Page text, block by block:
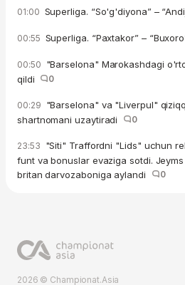
01:00 Superliga. “So'g'diyona” –
00:55 Superliga. “Paxtakor” –
00:50 "Barselona" Marokashdagi
qildi
0
00:29 "Barselona" va "Liverpul"
shartnomani uzaytiradi
0
23:53 "Siti" Traffordni "Lids" uchun
funt va bonuslar evaziga sotdi.
britan darvozaboniga aylandi
0
2026 © Championat.Asia